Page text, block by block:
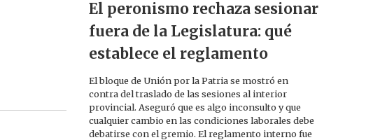
El peronismo rechaza sesionar
fuera de la Legislatura: qué
establece el reglamento
El bloque de Unión por la Patria se mostró en
contra del traslado de las sesiones al interior
provincial. Aseguró que es algo inconsulto y que
cualquier cambio en las condiciones laborales debe
debatirse con el gremio. El reglamento interno fue